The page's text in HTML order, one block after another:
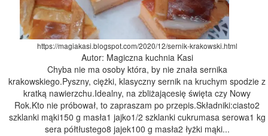
https://magiakasi.blogspot.com/2020/12/sernik-krakowski.html
Autor: Magiczna kuchnia Kasi
Chyba nie ma osoby która, by nie znała sernika
krakowskiego.Pyszny, ciężki, klasyczny sernik na kruchym spodzie z
kratką nawierzchu.Idealny, na zbliżającesię święta czy Nowy
Rok.Kto nie próbował, to zapraszam po przepis.Składniki:ciasto2
szklanki mąki150 g masła1 jajko1/2 szklanki cukrumasa serowa1 kg
sera półtłustego8 jajek100 g masła2 łyżki mąki...